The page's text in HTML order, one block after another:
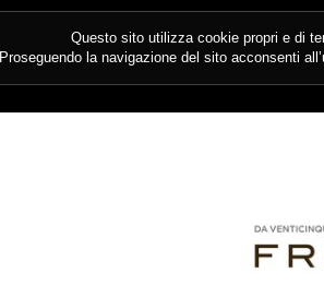
Questo sito utilizza cookie propri e di
Proseguendo la navigazione del sito acconsenti